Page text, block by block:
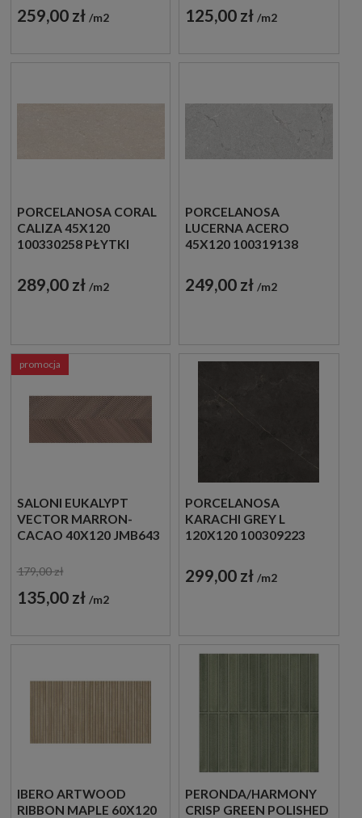
259,00 zł m2 125,00 zł m2
PORCELANOSA CORAL
CALIZA 45X120
100330258 PŁYTKI
KAMIEŃ
289,00 zł m2
PORCELANOSA
LUCERNA ACERO
45X120 100319138
IMITUJĄCE KAMIEŃ
249,00 zł m2
SALONI EUKALYPT
VECTOR MARRON-
CACAO 40X120 JMB643
DREWNOPODOBNE
179,00 zł
135,00 zł m2
promocja
PORCELANOSA
KARACHI GREY L
120X120 100309223
299,00 zł m2
IBERO ARTWOOD
RIBBON MAPLE 60X120
PERONDA/HARMONY
CRISP GREEN POLISHED